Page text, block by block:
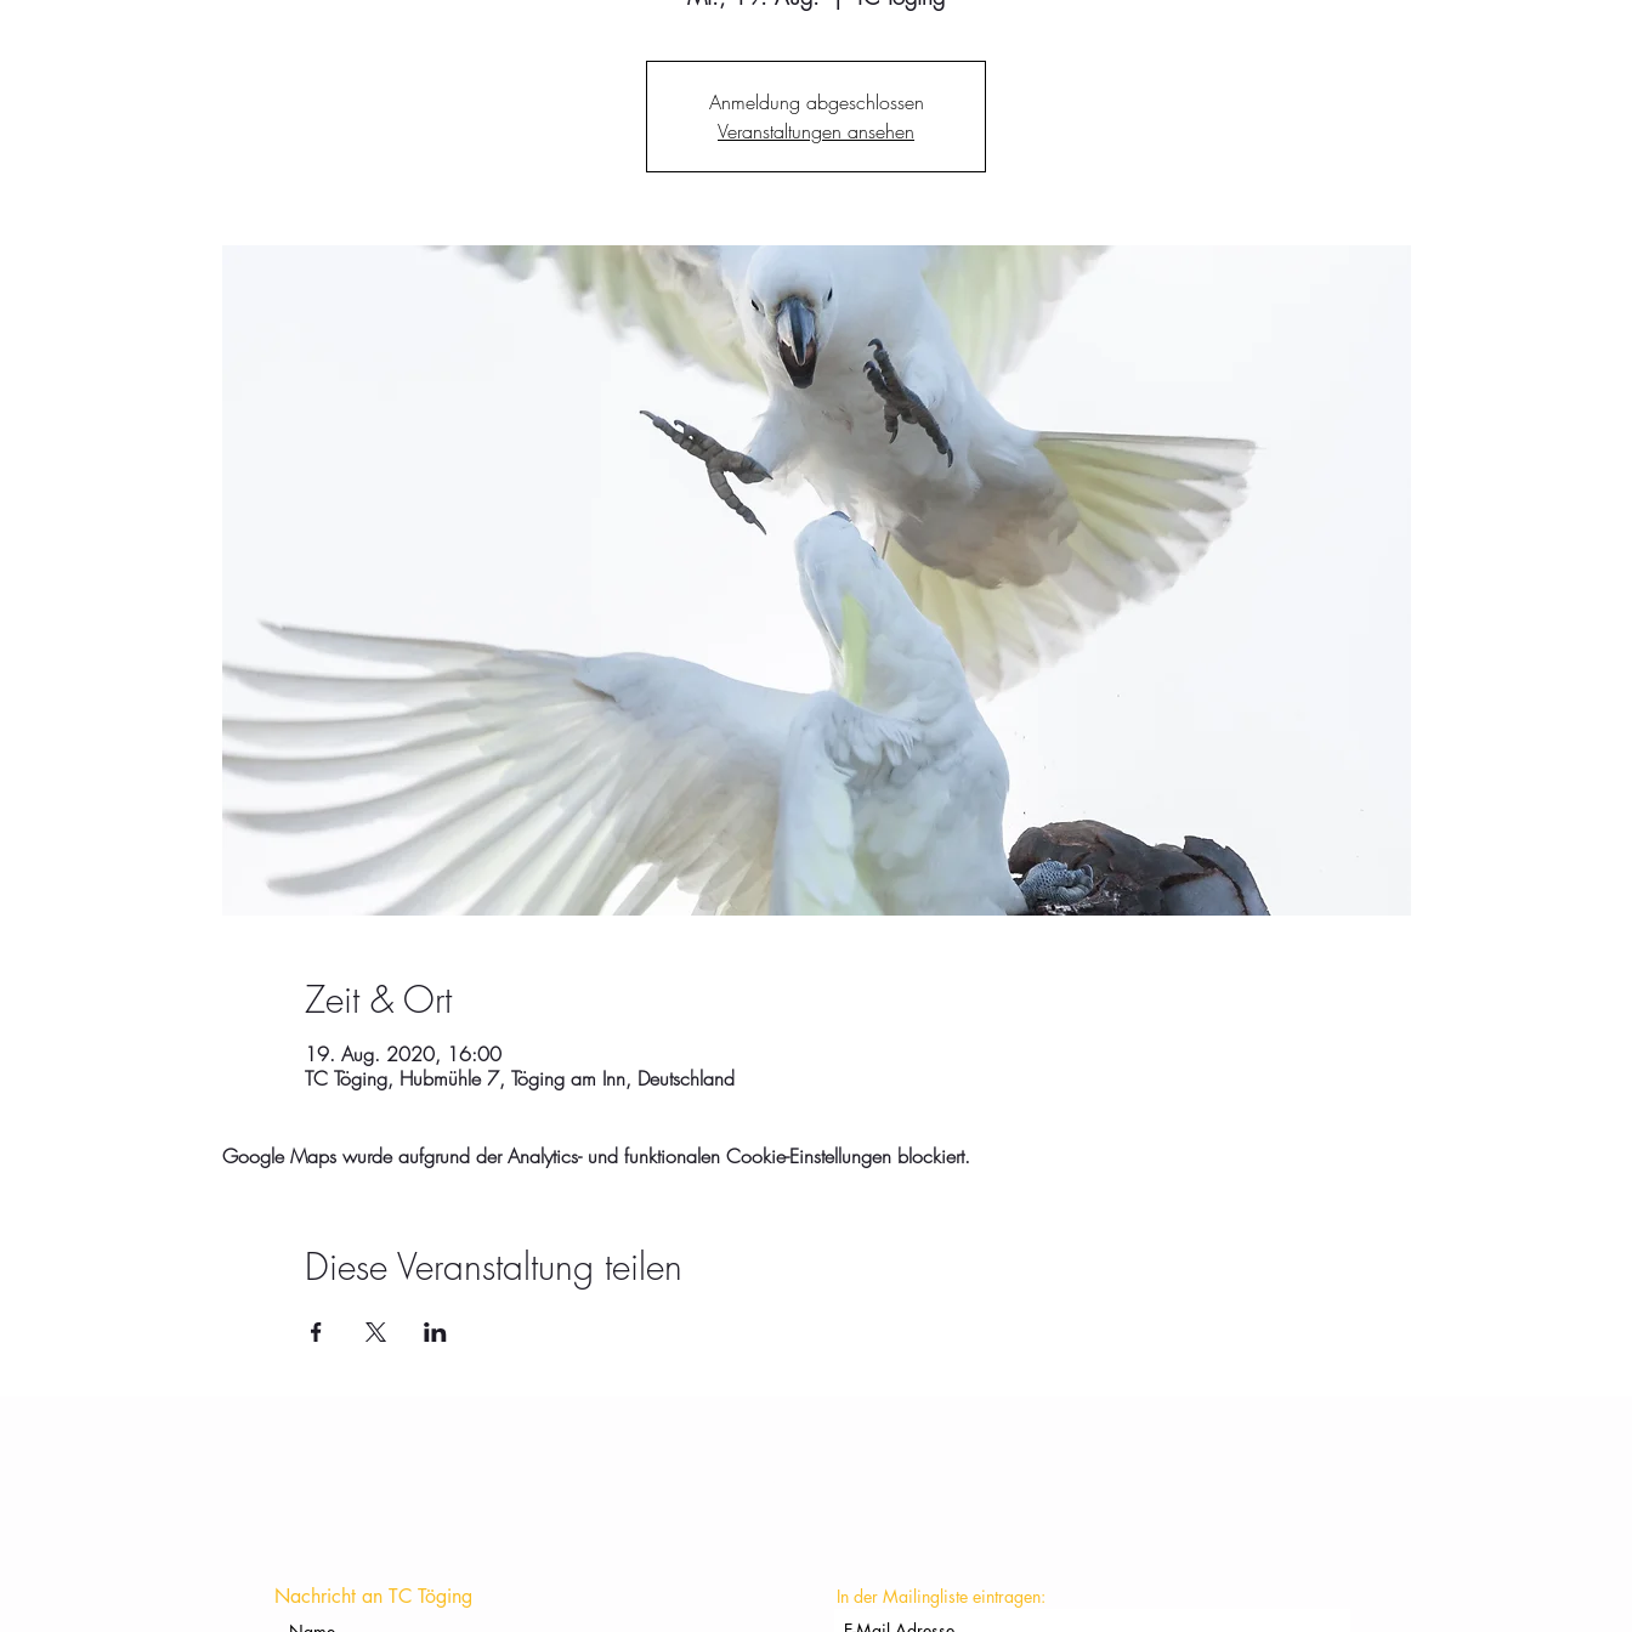
Anmeldung abgeschlossen
Veranstaltungen ansehen
Zeit & Ort
19. Aug. 2020, 16:00
TC Töging, Hubmühle 7, Töging am Inn, Deutschland
Google Maps wurde aufgrund der Analytics- und funktionalen Cookie-Einstellungen blockiert.
Diese Veranstaltung teilen
In der Mailingliste eintragen:
Nachricht an TC Töging